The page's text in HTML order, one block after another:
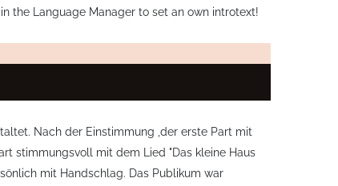
the Language Manager to set an own introtext!
Nach der Einstimmung ,der erste Part mit
stimmungsvoll mit dem Lied "Das kleine Haus
mit Handschlag. Das Publikum war